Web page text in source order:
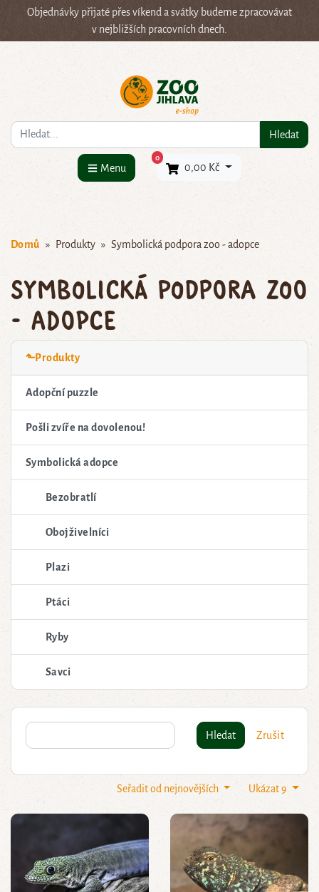
Objednávky přijaté přes víkend a svátky budeme zpracovávat
v nejbližších pracovních dnech.
Co hledáte? Hledat
Menu
0×
0,00 Kč
Domů Produkty Symbolická podpora zoo - adopce
Symbolická podpora zoo
- adopce
⬑Produkty
Adopční puzzle
Pošli zvíře na dovolenou!
Symbolická adopce
Bezobratlí
Obojživelníci
Plazi
Ptáci
Ryby
Savci
Hledat Zrušit
Ukázat 9
Seřadit od nejnovějších